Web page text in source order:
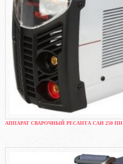
АППАРАТ СВАРОЧНЫЙ РЕСАНТА САИ 250 ПН